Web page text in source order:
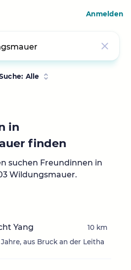
Alle
in
finden
suchen Freundinnen in
Wildungsmauer.
Yang
aus Bruck an der Leitha
10 km
Anmelden